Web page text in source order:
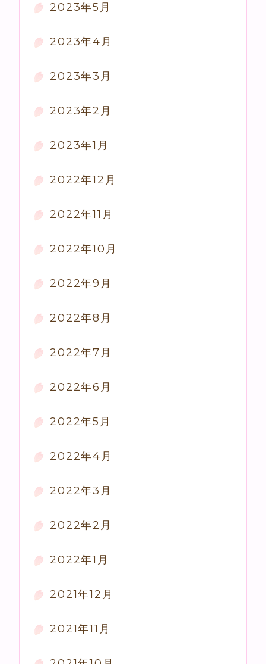
2023年5月
2023年4月
2023年3月
2023年2月
2023年1月
2022年12月
2022年11月
2022年10月
2022年9月
2022年8月
2022年7月
2022年6月
2022年5月
2022年4月
2022年3月
2022年2月
2022年1月
2021年12月
2021年11月